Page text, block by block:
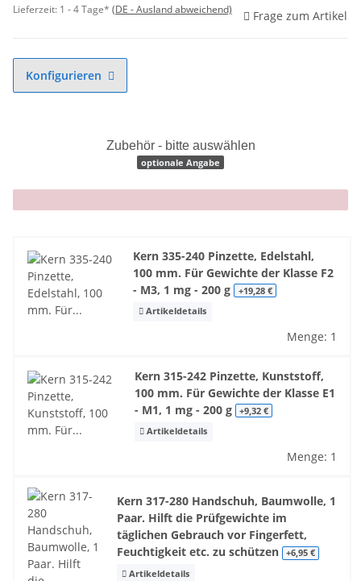
Lieferzeit: 1 - 4 Tage* (DE - Ausland abweichend) Frage zum Artikel
Konfigurieren
Zubehör - bitte auswählen
optionale Angabe
x
Kern 335-240 Pinzette, Edelstahl,
100 mm. Für Gewichte der Klasse F2
- M3, 1 mg - 200 g +19,28 €
Artikeldetails
Menge: 1
Kern 315-242 Pinzette, Kunststoff,
100 mm. Für Gewichte der Klasse E1
- M1, 1 mg - 200 g
+9,32 €
Artikeldetails
Menge: 1
Kern 317-280 Handschuh, Baumwolle, 1
Paar. Hilft die Prüfgewichte im
täglichen Gebrauch vor Fingerfett,
Feuchtigkeit etc. zu schützen
+6,95 €
Artikeldetails